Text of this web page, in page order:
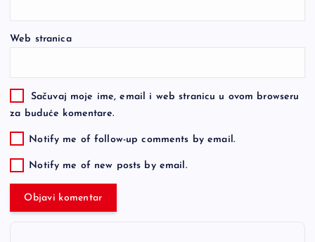
Web stranica
Sačuvaj moje ime, email i web stranicu u ovom browseru
za buduće komentare.
Notify me of follow-up comments by email.
Notify me of new posts by email.